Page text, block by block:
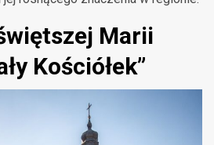
Marii
Kościółek”